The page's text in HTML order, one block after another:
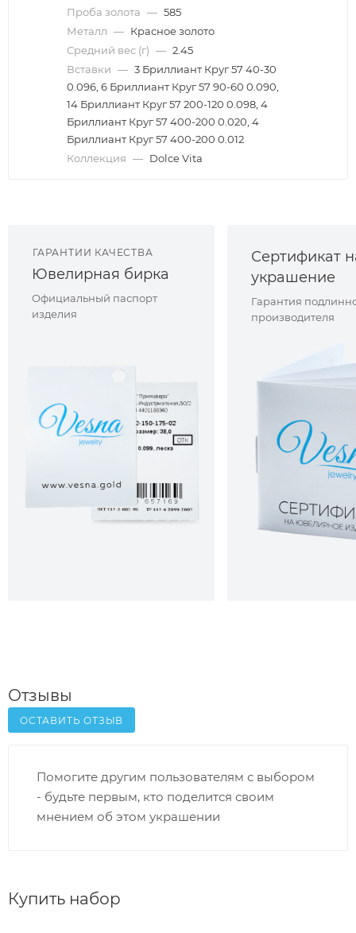
Проба золота — 585
Металл — Красное золото
Средний вес (г) — 2.45
Вставки — 3 Бриллиант Круг 57 40-30
0.096, 6 Бриллиант Круг 57 90-60 0.090,
14 Бриллиант Круг 57 200-120 0.098, 4
Бриллиант Круг 57 400-200 0.020, 4
Бриллиант Круг 57 400-200 0.012
Коллекция — Dolce Vita
ГАРАНТИИ КАЧЕСТВА
Ювелирная бирка
Официальный паспорт
изделия
Сертификат
украшение
Гарантия
производителя
Отзывы
ОСТАВИТЬ ОТЗЫВ
Помогите другим пользователям с выбором
- будьте первым, кто поделится своим
мнением об этом украшении
Купить набор